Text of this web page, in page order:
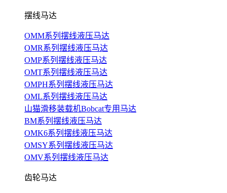
摆线马达
OMM系列摆线液压马达
OMR系列摆线液压马达
OMP系列摆线液压马达
OMT系列摆线液压马达
OMPH系列摆线液压马达
OML系列摆线液压马达
山猫滑移装载机Bobcat专用马达
BM系列摆线液压马达
OMK6系列摆线液压马达
OMSY系列摆线液压马达
OMV系列摆线液压马达
齿轮马达